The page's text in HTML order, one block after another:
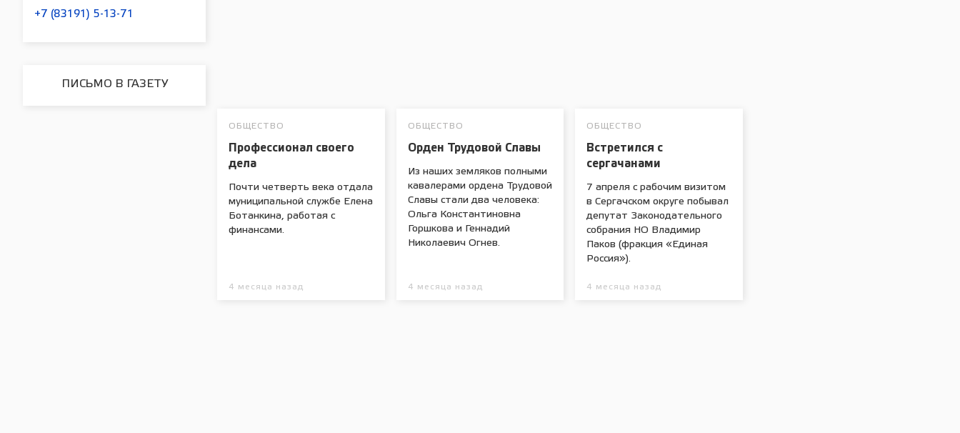
+7 (83191) 5-13-71
ПИСЬМО В ГАЗЕТУ
ОБЩЕСТВО
Профессионал своего
дела
Почти четверть века отдала
муниципальной службе Елена
Ботанкина, работая с
финансами.
4 месяца назад
ОБЩЕСТВО
Орден Трудовой Славы
Из наших земляков полными
кавалерами ордена Трудовой
Славы стали два человека:
Ольга Константиновна
Горшкова и Геннадий
Николаевич Огнев.
4 месяца назад
ОБЩЕСТВО
Встретился с
сергачанами
7 апреля с рабочим визитом
в Сергачском округе побывал
депутат Законодательного
собрания НО Владимир
Паков (фракция «Единая
Россия»).
4 месяца назад